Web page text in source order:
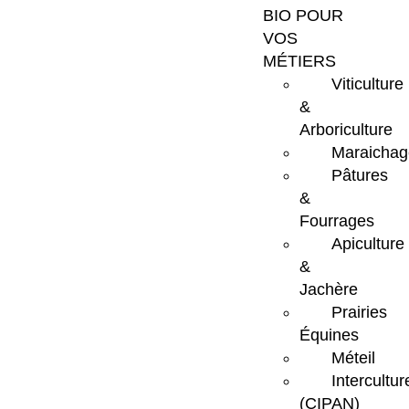
BIO POUR
VOS
MÉTIERS
Viticulture
&
Arboriculture
Pâtures
&
Fourrages
Apiculture
&
Jachère
Prairies
Équines
Méteil
(CIPAN)